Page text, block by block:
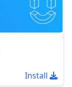
Install